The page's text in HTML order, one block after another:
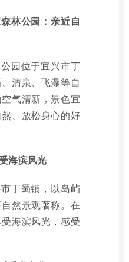
林公园：亲近自
园位于宜兴市丁
清泉、飞瀑等自
气清新，景色宜
、放松身心的好
海滨风光
丁蜀镇，以岛屿
然景观著称。在
海滨风光，感受